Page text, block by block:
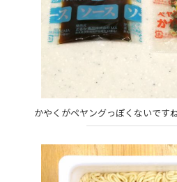
かやくがペヤングっぽくないです